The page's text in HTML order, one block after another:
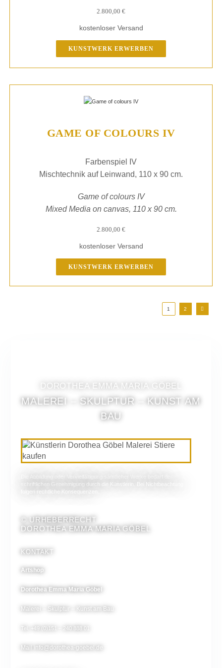
2.800,00 €
kostenloser Versand
KUNSTWERK ERWERBEN
GAME OF COLOURS IV
Farbenspiel IV
Mischtechnik auf Leinwand, 110 x 90 cm.
Game of colours IV
Mixed Media on canvas, 110 x 90 cm.
2.800,00 €
kostenloser Versand
KUNSTWERK ERWERBEN
1 2
DOROTHEA EMMA MARIA GÖBEL
MALEREI – SKULPTUR – KUNST AM
BAU
schriftlichen Genehmigung durch die Künstlerin. Bei Nichtbeachtung
folgen rechtliche Konsequenzen.
© URHEBERRECHT
DOROTHEA EMMA MARIA GÖBEL
KONTAKT
Artshop
Dorothea Emma Maria Göbel
Malerei – Skulptur – Kunst am Bau
Tel. +49 (0)151 – 240 888 01
Mail info@dorothea-goebel.de